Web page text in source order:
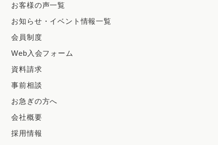
お客様の声一覧
お知らせ・イベント情報一覧
会員制度
Web入会フォーム
資料請求
事前相談
お急ぎの方へ
会社概要
採用情報